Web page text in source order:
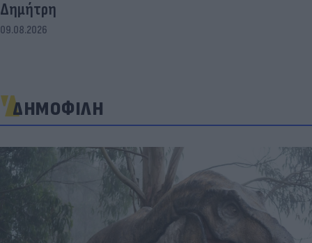
Δημήτρη
09.08.2026
ΔΗΜΟΦΙΛΗ